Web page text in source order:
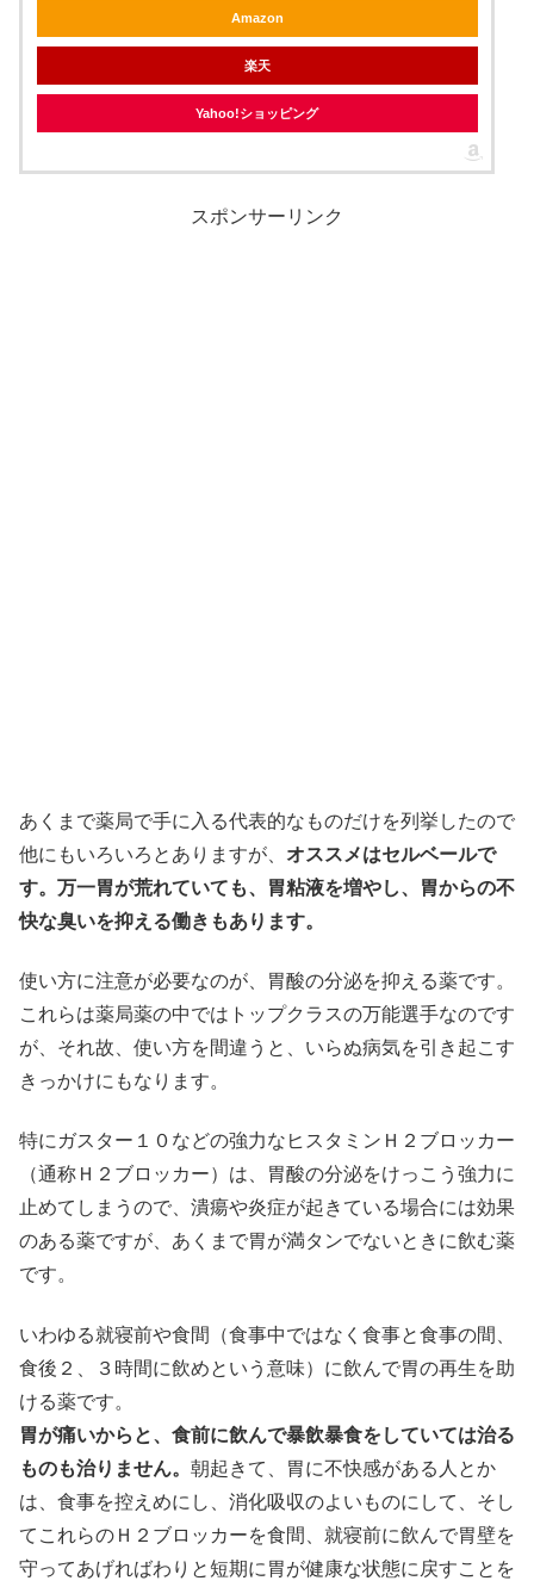
Amazon
楽天
Yahoo!ショッピング
スポンサーリンク
あくまで薬局で手に入る代表的なものだけを列挙したので
他にもいろいろとありますが、 オススメはセルベールで
す。万一胃が荒れていても、胃粘液を増やし、胃からの不
快な臭いを抑える働きもあります。
使い方に注意が必要なのが、胃酸の分泌を抑える薬です。
これらは薬局薬の中ではトップクラスの万能選手なのです
が、それ故、使い方を間違うと、いらぬ病気を引き起こす
きっかけにもなります。
特にガスター１０などの強力なヒスタミンＨ２ブロッカー
（通称Ｈ２ブロッカー）は、胃酸の分泌をけっこう強力に
止めてしまうので、潰瘍や炎症が起きている場合には効果
のある薬ですが、あくまで胃が満タンでないときに飲む薬
です。
いわゆる就寝前や食間（食事中ではなく食事と食事の間、
食後２、３時間に飲めという意味）に飲んで胃の再生を助
ける薬です。
胃が痛いからと、食前に飲んで暴飲暴食をしていては治る
ものも治りません。 朝起きて、胃に不快感がある人とか
は、食事を控えめにし、消化吸収のよいものにして、そし
てこれらのＨ２ブロッカーを食間、就寝前に飲んで胃壁を
守ってあげればわりと短期に胃が健康な状態に戻すことを